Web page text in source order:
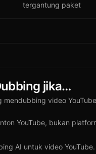
tergantung paket
jika…
video
YouTube, bukan
AI untuk video YouTube.